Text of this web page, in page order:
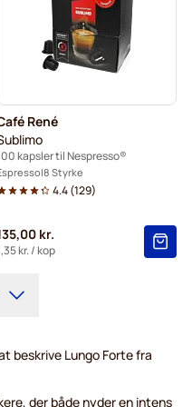
René
kapsler til Nespresso®
8 Styrke
4.4(129)
kr.
kr./ kop
beskrive Lungo Forte fra
der både nyder en intens